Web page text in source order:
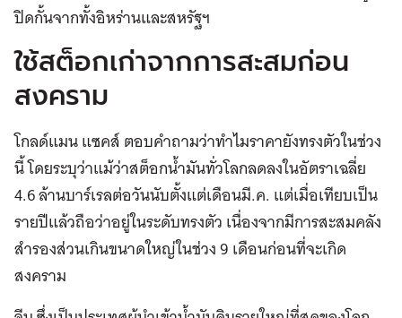
ปิดกั้นจากทั้งอิหร่านและสหรัฐฯ
ใช้สต็อกเก่าจากการสะสมก่อน
สงคราม
โกลด์แมน แซคส์ ตอบคำถามว่าทำไมราคายังทรงตัวในช่วง
นี้ โดยระบุว่าแม้ว่าสต็อกน้ำมันทั่วโลกลดลงในอัตราเฉลี่ย
4.6 ล้านบาร์เรลต่อวันนับตั้งแต่เดือนมี.ค. แต่เมื่อเทียบเป็น
รายปีแล้วถือว่าอยู่ในระดับทรงตัว เนื่องจากมีการสะสมคลัง
สำรองส่วนเกินขนาดใหญ่ในช่วง 9 เดือนก่อนที่จะเกิด
สงคราม